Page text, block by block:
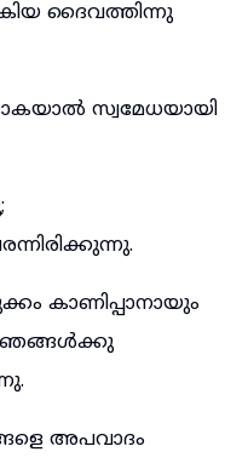
ദൈവത്തിന്നു
സ്വമേധയായി
കാണിപ്പാനായും
ഞങ്ങൾക്കു
അപവാദം